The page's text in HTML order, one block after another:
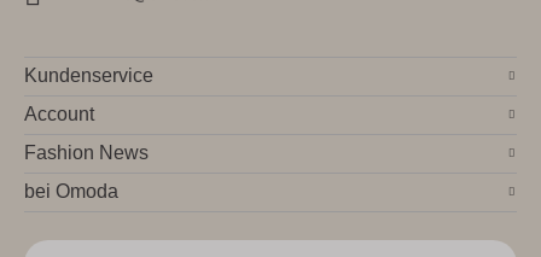
Kundenservice
Account
Fashion News
bei Omoda